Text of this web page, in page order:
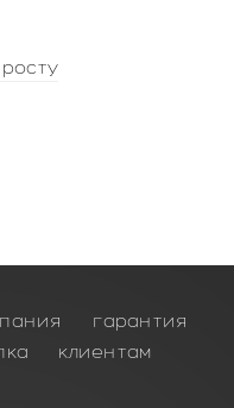
гарантия
клиентам